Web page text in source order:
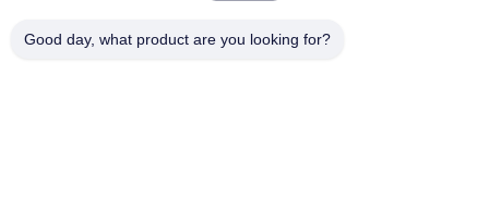
Good day, what product are you looking for?